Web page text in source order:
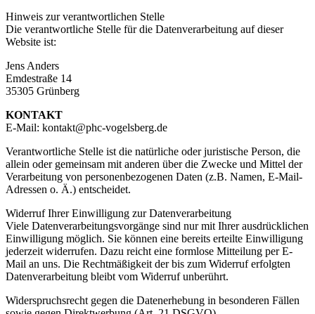
Hinweis zur verantwortlichen Stelle
Die verantwortliche Stelle für die Datenverarbeitung auf dieser
Website ist:
Jens Anders
Emdestraße 14
35305 Grünberg
KONTAKT
E-Mail: kontakt@phc-vogelsberg.de
Verantwortliche Stelle ist die natürliche oder juristische Person, die
allein oder gemeinsam mit anderen über die Zwecke und Mittel der
Verarbeitung von personenbezogenen Daten (z.B. Namen, E-Mail-
Adressen o. Ä.) entscheidet.
Widerruf Ihrer Einwilligung zur Datenverarbeitung
Viele Datenverarbeitungsvorgänge sind nur mit Ihrer ausdrücklichen
Einwilligung möglich. Sie können eine bereits erteilte Einwilligung
jederzeit widerrufen. Dazu reicht eine formlose Mitteilung per E-
Mail an uns. Die Rechtmäßigkeit der bis zum Widerruf erfolgten
Datenverarbeitung bleibt vom Widerruf unberührt.
Widerspruchsrecht gegen die Datenerhebung in besonderen Fällen